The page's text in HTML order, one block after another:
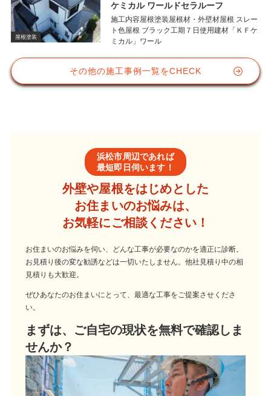
屋根塗装
ケミカル ワールドセラルーフ
施工内容屋根塗装屋根材・外壁材屋根 スレー
ト色屋根 ブラック工期７日使用建材「ＫＦケ
ミカル」ワール
その他の施工事例一覧をCHECK
浜松市周辺であれば
最短即日伺います！
外壁や屋根をはじめとした
お住まいのお悩みは、
お気軽にご相談ください！
お住まいのお悩みを伺い、どんな工事が必要なのかを適正に診断。
お見積り後の変な勧誘などは一切いたしません。他社見積り中の相
見積りも大歓迎。
ぜひあなたのお住まいにとって、最適な工事をご提案させくださ
い。
まずは、ご自宅の現状を無料で確認しま
せんか？